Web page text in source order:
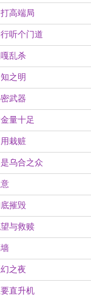
高端局
听个门道
乱杀
之明
武器
量十足
栽赃
乌合之众
摧毁
与救赎
之夜
直升机